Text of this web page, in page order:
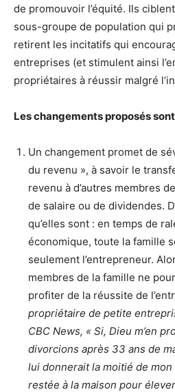
de promouvoir l’équité. Ils
sous-groupe de population qui
retirent les incitatifs qui
entreprises (et stimulent ainsi
propriétaires à réussir malgré
Les changements proposés
Un changement promet de
du revenu », à savoir le
revenu à d’autres membres
de salaire ou de dividendes.
qu’elles sont : en temps de
économique, toute la famille
seulement l’entrepreneur.
membres de la famille ne
profiter de la réussite de
propriétaire de petite
CBC News, « Si, Dieu m’en
divorcions après 33 ans de
lui donnerait la moitié de
restée à la maison pour